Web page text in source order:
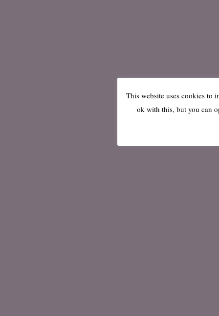
This website uses cookies to
ok with this, but you can